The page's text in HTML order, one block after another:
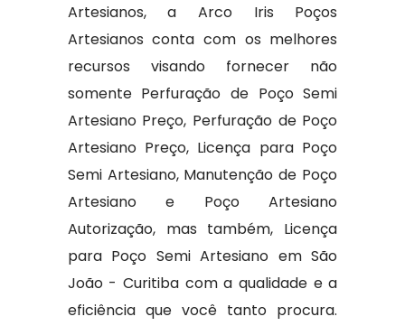
Artesianos, a Arco Iris Poços
Artesianos conta com os melhores
recursos visando fornecer não
somente Perfuração de Poço Semi
Artesiano Preço, Perfuração de Poço
Artesiano Preço, Licença para Poço
Semi Artesiano, Manutenção de Poço
Artesiano e Poço Artesiano
Autorização, mas também, Licença
para Poço Semi Artesiano em São
João - Curitiba com a qualidade e a
eficiência que você tanto procura.